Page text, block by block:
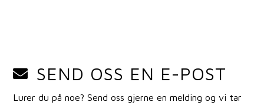
SEND OSS EN E-POST
Lurer du på noe? Send oss gjerne en melding og vi tar